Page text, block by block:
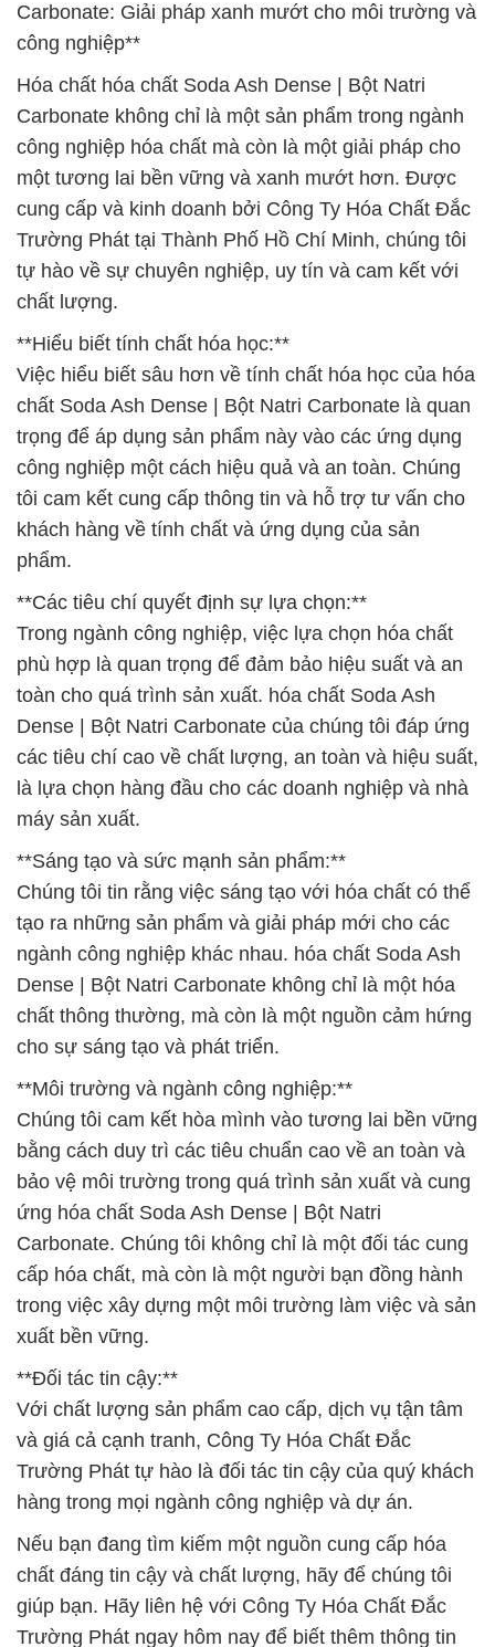
Carbonate: Giải pháp xanh mướt cho môi trường và
công nghiệp**
Hóa chất hóa chất Soda Ash Dense | Bột Natri
Carbonate không chỉ là một sản phẩm trong ngành
công nghiệp hóa chất mà còn là một giải pháp cho
một tương lai bền vững và xanh mướt hơn. Được
cung cấp và kinh doanh bởi Công Ty Hóa Chất Đắc
Trường Phát tại Thành Phố Hồ Chí Minh, chúng tôi
tự hào về sự chuyên nghiệp, uy tín và cam kết với
chất lượng.
**Hiểu biết tính chất hóa học:**
Việc hiểu biết sâu hơn về tính chất hóa học của hóa
chất Soda Ash Dense | Bột Natri Carbonate là quan
trọng để áp dụng sản phẩm này vào các ứng dụng
công nghiệp một cách hiệu quả và an toàn. Chúng
tôi cam kết cung cấp thông tin và hỗ trợ tư vấn cho
khách hàng về tính chất và ứng dụng của sản
phẩm.
**Các tiêu chí quyết định sự lựa chọn:**
Trong ngành công nghiệp, việc lựa chọn hóa chất
phù hợp là quan trọng để đảm bảo hiệu suất và an
toàn cho quá trình sản xuất. hóa chất Soda Ash
Dense | Bột Natri Carbonate của chúng tôi đáp ứng
các tiêu chí cao về chất lượng, an toàn và hiệu suất,
là lựa chọn hàng đầu cho các doanh nghiệp và nhà
máy sản xuất.
**Sáng tạo và sức mạnh sản phẩm:**
Chúng tôi tin rằng việc sáng tạo với hóa chất có thể
tạo ra những sản phẩm và giải pháp mới cho các
ngành công nghiệp khác nhau. hóa chất Soda Ash
Dense | Bột Natri Carbonate không chỉ là một hóa
chất thông thường, mà còn là một nguồn cảm hứng
cho sự sáng tạo và phát triển.
**Môi trường và ngành công nghiệp:**
Chúng tôi cam kết hòa mình vào tương lai bền vững
bằng cách duy trì các tiêu chuẩn cao về an toàn và
bảo vệ môi trường trong quá trình sản xuất và cung
ứng hóa chất Soda Ash Dense | Bột Natri
Carbonate. Chúng tôi không chỉ là một đối tác cung
cấp hóa chất, mà còn là một người bạn đồng hành
trong việc xây dựng một môi trường làm việc và sản
xuất bền vững.
**Đối tác tin cậy:**
Với chất lượng sản phẩm cao cấp, dịch vụ tận tâm
và giá cả cạnh tranh, Công Ty Hóa Chất Đắc
Trường Phát tự hào là đối tác tin cậy của quý khách
hàng trong mọi ngành công nghiệp và dự án.
Nếu bạn đang tìm kiếm một nguồn cung cấp hóa
chất đáng tin cậy và chất lượng, hãy để chúng tôi
giúp bạn. Hãy liên hệ với Công Ty Hóa Chất Đắc
Trường Phát ngay hôm nay để biết thêm thông tin